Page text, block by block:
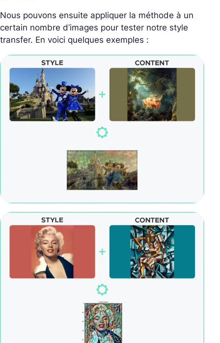
Nous pouvons ensuite appliquer la méthode à un
certain nombre d’images pour tester notre style
transfer. En voici quelques exemples :